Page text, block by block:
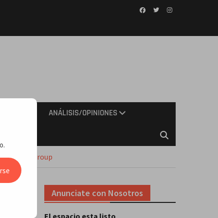
ANÁLISIS/OPINIONES
Media Group
Anunciate con Nosotros
El espacio esta listo